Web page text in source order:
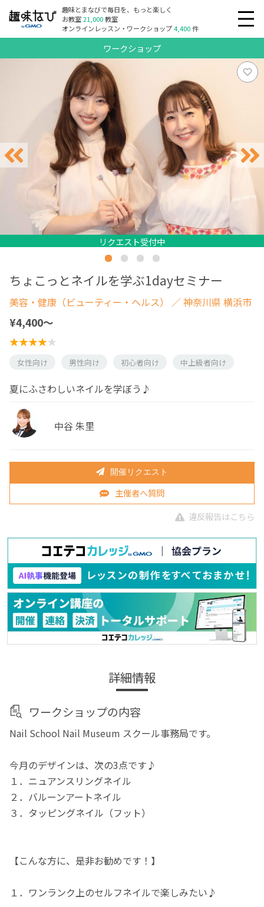
趣味とまなびで毎日を、もっと楽しく
お教室21,000教室
オンラインレッスン・ワークショップ4,400件
ワークショップ
リクエスト受付中
リクエスト受付中
リクエスト受付中
リクエスト受付中
リクエスト受付中
ちょこっとネイルを学ぶ1dayセミナー
美容・健康（ビューティー・ヘルス） ／ 神奈川県 横浜市
¥4,400〜
女性向け 男性向け 初心者向け 中上級者向け
夏にふさわしいネイルを学ぼう♪
中谷 朱里
開催リクエスト
主催者へ質問
違反報告はこちら
詳細情報
ワークショップの内容
Nail School Nail Museum スクール事務局です。
今月のデザインは、次の3点です♪
１．ニュアンスリングネイル
２．バルーンアートネイル
３．タッピングネイル（フット）
【こんな方に、是非お勧めです！】
１．ワンランク上のセルフネイルで楽しみたい♪